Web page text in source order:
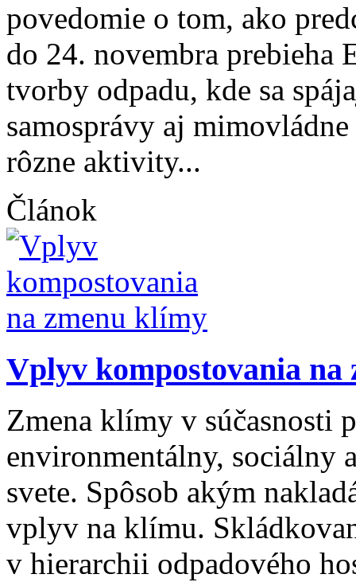
povedomie o tom, ako
do 24. novembra prebieha
tvorby odpadu, kde sa
samosprávy aj
rôzne aktivity...
Článok
Vplyv kompostovania na
Zmena klímy v súčasnosti
environmentálny, sociálny
svete. Spôsob akým
vplyv na klímu.
v hierarchii odpadového